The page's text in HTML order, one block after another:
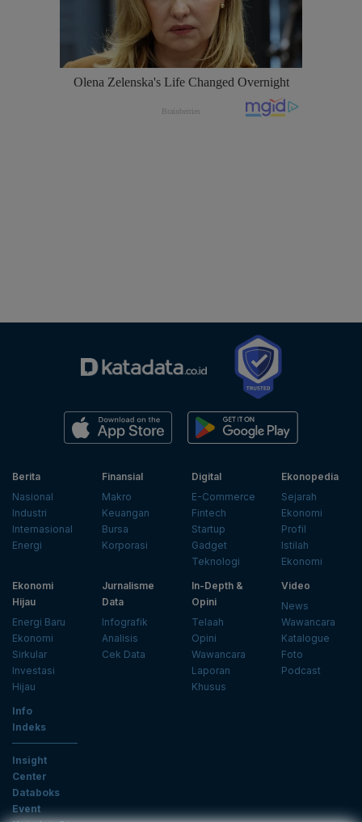
Berita
Nasional
Industri
Internasional
Energi
Finansial
Makro
Keuangan
Bursa
Korporasi
Digital
E-Commerce
Fintech
Startup
Gadget
Teknologi
Ekonopedia
Sejarah
Ekonomi
Profil
Istilah
Ekonomi
Ekonomi
Hijau
Energi Baru
Ekonomi
Sirkular
Investasi
Hijau
Jurnalisme
Data
Infografik
Analisis
Cek Data
In-Depth &
Opini
Telaah
Opini
Wawancara
Laporan
Khusus
Video
News
Wawancara
Katalogue
Foto
Podcast
Info
Indeks
Insight
Center
Databoks
Event